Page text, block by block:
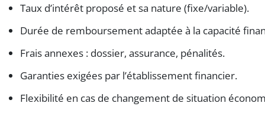
Taux d’intérêt proposé et sa nature (fixe/variable).
Durée de remboursement adaptée à la capacité
Frais annexes : dossier, assurance, pénalités.
Garanties exigées par l’établissement financier.
Flexibilité en cas de changement de situation